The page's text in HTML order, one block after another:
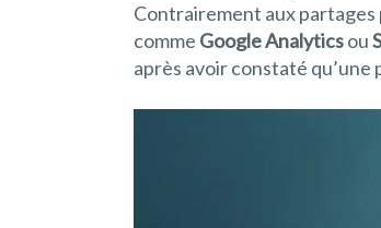
Contrairement aux partages
comme Google Analyticsou
après avoir constaté